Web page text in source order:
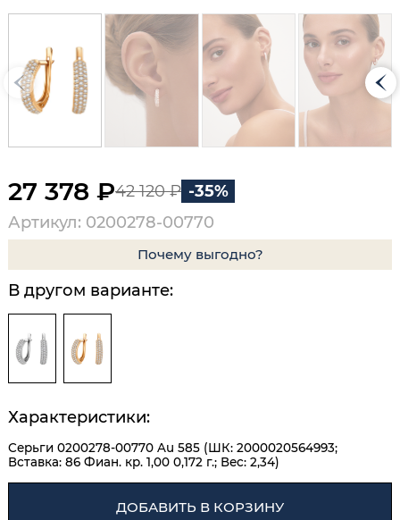
27 378 ₽42 120 ₽ -35%
Артикул: 0200278-00770
Почему выгодно?
В другом варианте:
Характеристики:
Серьги 0200278-00770 Au 585 (ШК: 2000020564993;
Вставка: 86 Фиан. кр. 1,00 0,172 г.; Вес: 2,34)
ДОБАВИТЬ В КОРЗИНУ